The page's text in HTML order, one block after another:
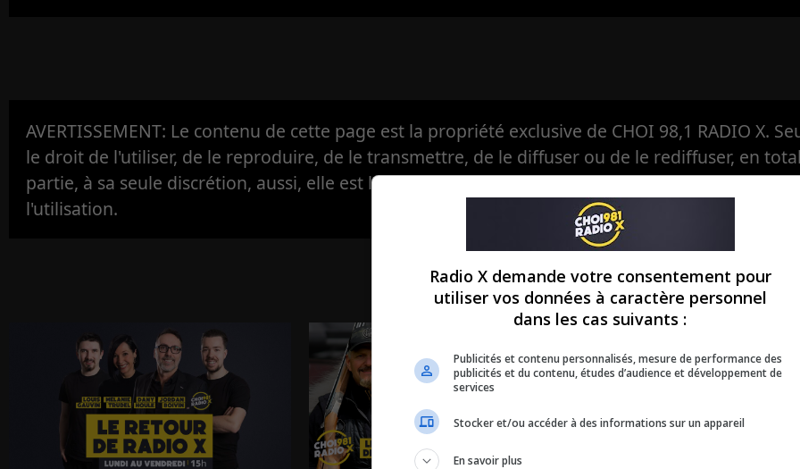
AVERTISSEMENT: Le contenu de cette page est la propriété exclusive de CHOI 98,1 RADIO X.
le droit de l'utiliser, de le reproduire, de le transmettre, de le diffuser ou de le rediffuser, en
partie, à sa seule discrétion, aussi, elle est la seule à avoir, en exclusivité, le droit d'en autoriser
l'utilisation.
Radio X demande votre consentement pour
utiliser vos données à caractère personnel
dans les cas suivants :
Publicités et contenu personnalisés, mesure de performance des
publicités et du contenu, études d’audience et développement de
services
Stocker et/ou accéder à des informations sur un appareil
En savoir plus